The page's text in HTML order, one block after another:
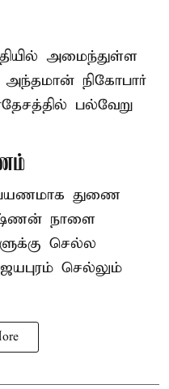
அமைந்துள்ள
அந்தமான் நிகோபார்
பல்வேறு
துணை
நாளை
செல்ல
செல்லும்